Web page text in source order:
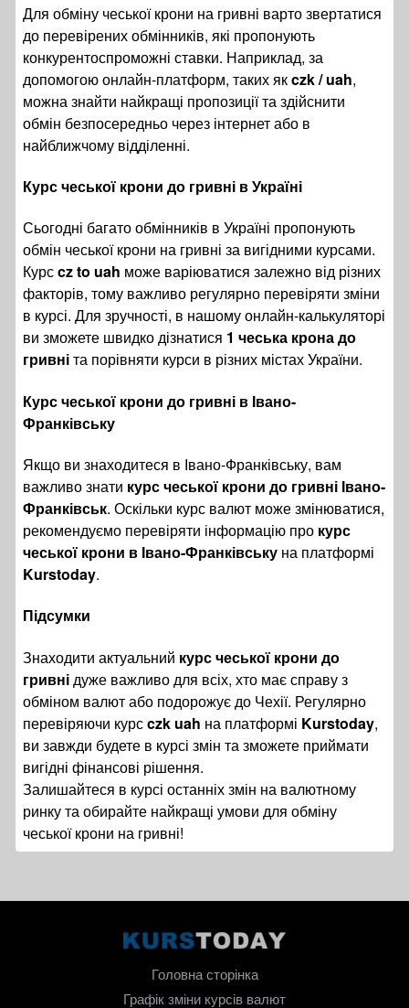
Для обміну чеської крони на гривні варто звертатися
до перевірених обмінників, які пропонують
конкурентоспроможні ставки. Наприклад, за
допомогою онлайн-платформ, таких якczk / uah,
можна знайти найкращі пропозиції та здійснити
обмін безпосередньо через інтернет або в
найближчому відділенні.
Курс чеської крони до гривні в Україні
Сьогодні багато обмінників в Україні пропонують
обмін чеської крони на гривні за вигідними курсами.
Курсcz to uah може варіюватися залежно від різних
факторів, тому важливо регулярно перевіряти зміни
в курсі. Для зручності, в нашому онлайн-калькуляторі
ви зможете швидко дізнатися 1 чеська крона до
гривніта порівняти курси в різних містах України.
Курс чеської крони до гривні в Івано-
Франківську
Якщо ви знаходитеся в Івано-Франківську, вам
важливо знати курс чеської крони до гривні Івано-
Франківськ. Оскільки курс валют може змінюватися,
рекомендуємо перевіряти інформацію про курс
чеської крони в Івано-Франківську на платформі
Kurstoday.
Підсумки
Знаходити актуальний курс чеської крони до
гривні дуже важливо для всіх, хто має справу з
обміном валют або подорожує до Чехії. Регулярно
перевіряючи курсczk uah на платформі Kurstoday,
ви завжди будете в курсі змін та зможете приймати
вигідні фінансові рішення.
Залишайтеся в курсі останніх змін на валютному
ринку та обирайте найкращі умови для обміну
чеської крони на гривні!
Головна сторінка
Графік зміни курсів валют